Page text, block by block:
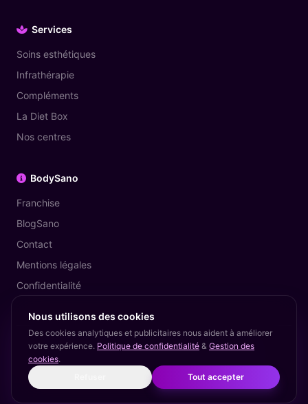
Services
Soins esthétiques
Infrathérapie
Compléments
La Diet Box
Nos centres
BodySano
Franchise
BlogSano
Contact
Mentions légales
Confidentialité
© 2026 BodySano — The Diet Coach. Tous droits réservés.
Mentions légalesPolitique de confidentialitéCookiesDroit à l'oubli
Nous utilisons des cookies
Des cookies analytiques et publicitaires nous aident à améliorer
votre expérience. Politique de confidentialité & Gestion des
cookies.
Tout accepter